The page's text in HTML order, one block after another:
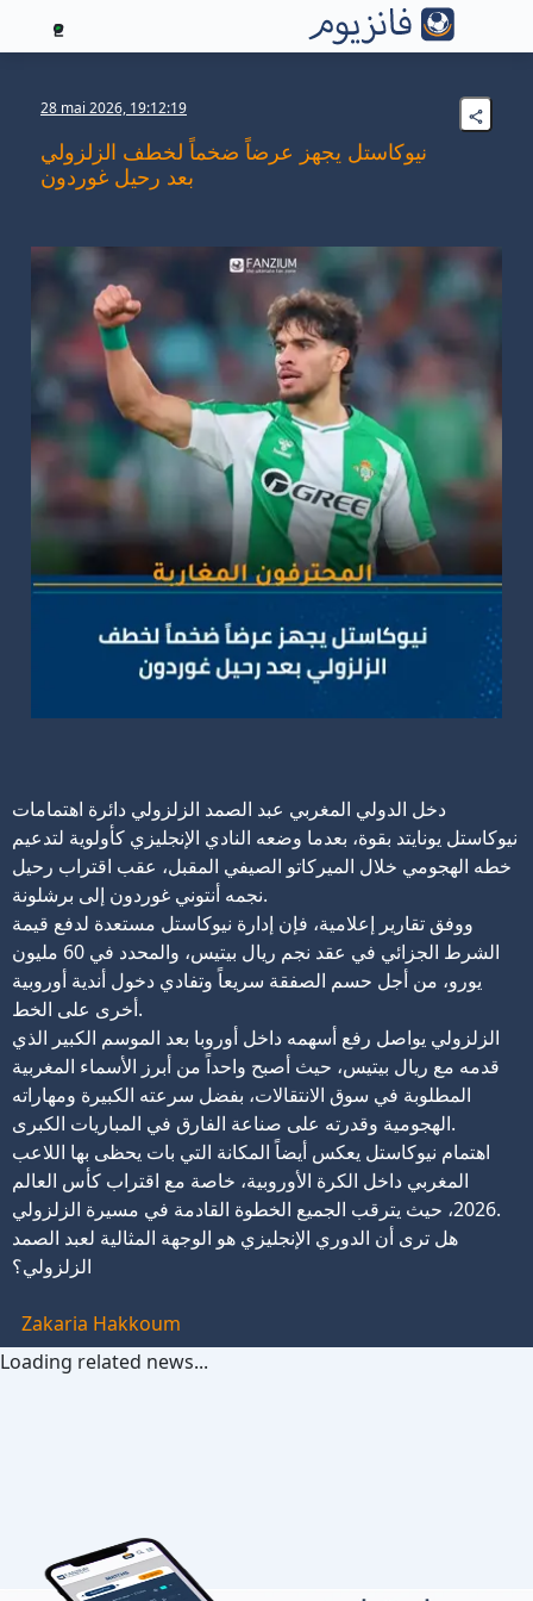
2
28 mai 2026, 19:12:19
نيوكاستل يجهز عرضاً ضخماً لخطف الزلزولي
بعد رحيل غوردون
دخل الدولي المغربي عبد الصمد الزلزولي دائرة اهتمامات
نيوكاستل يونايتد بقوة، بعدما وضعه النادي الإنجليزي كأولوية لتدعيم
خطه الهجومي خلال الميركاتو الصيفي المقبل، عقب اقتراب رحيل
نجمه أنتوني غوردون إلى برشلونة.
ووفق تقارير إعلامية، فإن إدارة نيوكاستل مستعدة لدفع قيمة
الشرط الجزائي في عقد نجم ريال بيتيس، والمحدد في 60 مليون
يورو، من أجل حسم الصفقة سريعاً وتفادي دخول أندية أوروبية
أخرى على الخط.
الزلزولي يواصل رفع أسهمه داخل أوروبا بعد الموسم الكبير الذي
قدمه مع ريال بيتيس، حيث أصبح واحداً من أبرز الأسماء المغربية
المطلوبة في سوق الانتقالات، بفضل سرعته الكبيرة ومهاراته
الهجومية وقدرته على صناعة الفارق في المباريات الكبرى.
اهتمام نيوكاستل يعكس أيضاً المكانة التي بات يحظى بها اللاعب
المغربي داخل الكرة الأوروبية، خاصة مع اقتراب كأس العالم
2026، حيث يترقب الجميع الخطوة القادمة في مسيرة الزلزولي.
هل ترى أن الدوري الإنجليزي هو الوجهة المثالية لعبد الصمد
الزلزولي؟
Zakaria Hakkoum
Loading related news...